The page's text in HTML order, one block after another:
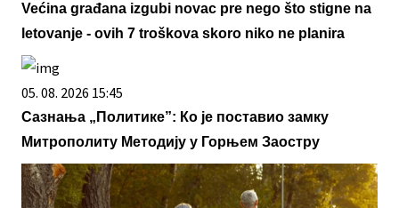
Većina građana izgubi novac pre nego što stigne na
letovanje - ovih 7 troškova skoro niko ne planira
05. 08. 2026 15:45
Сазнања „Политике”: Ко је поставио замку
Митрополиту Методију у Горњем Заостру